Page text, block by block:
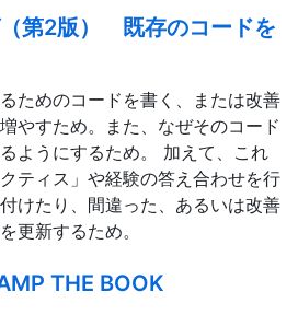
（第2版） 既存のコードを
ためのコードを書く、または改善
やすため。また、なぜそのコード
ようにするため。 加えて、これ
ティス」や経験の答え合わせを行
けたり、間違った、あるいは改善
更新するため。
THE BOOK